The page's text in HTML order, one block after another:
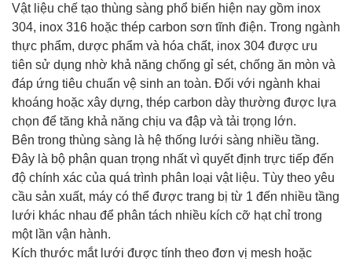
Vật liệu chế tạo thùng sàng phổ biến hiện nay gồm inox
304, inox 316 hoặc thép carbon sơn tĩnh điện. Trong ngành
thực phẩm, dược phẩm và hóa chất, inox 304 được ưu
tiên sử dụng nhờ khả năng chống gỉ sét, chống ăn mòn và
đáp ứng tiêu chuẩn vệ sinh an toàn. Đối với ngành khai
khoáng hoặc xây dựng, thép carbon dày thường được lựa
chọn để tăng khả năng chịu va đập và tải trọng lớn.
Bên trong thùng sàng là hệ thống lưới sàng nhiều tầng.
Đây là bộ phận quan trọng nhất vì quyết định trực tiếp đến
độ chính xác của quá trình phân loại vật liệu. Tùy theo yêu
cầu sản xuất, máy có thể được trang bị từ 1 đến nhiều tầng
lưới khác nhau để phân tách nhiều kích cỡ hạt chỉ trong
một lần vận hành.
Kích thước mắt lưới được tính theo đơn vị mesh hoặc